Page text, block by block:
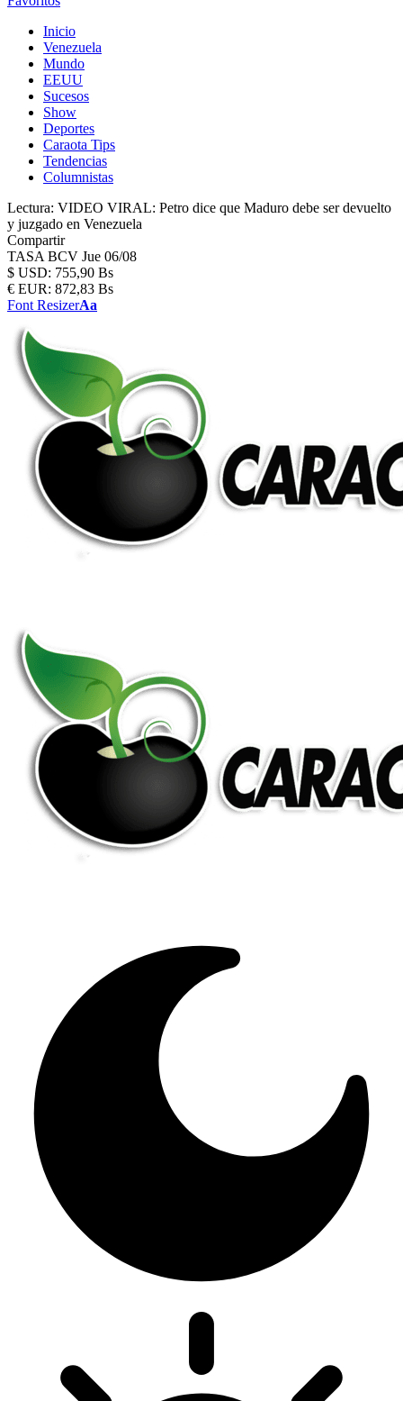
Inicio
Venezuela
Mundo
EEUU
Sucesos
Show
Deportes
Caraota Tips
Tendencias
Columnistas
Lectura: VIDEO VIRAL: Petro dice que Maduro debe ser devuelto
y juzgado en Venezuela
Compartir
TASA BCV Jue 06/08
$ USD: 755,90 Bs
€ EUR: 872,83 Bs
Font ResizerAa